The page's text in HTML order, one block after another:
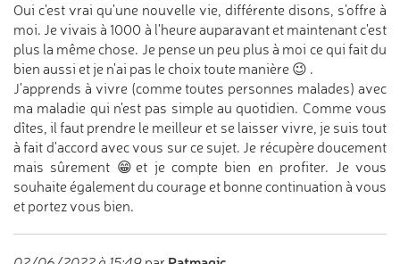
Oui c'est vrai qu'une nouvelle vie, différente disons, s'offre à
moi. Je vivais à 1000 à l'heure auparavant et maintenant c'est
plus la même chose. Je pense un peu plus à moi ce qui fait du
bien aussi et je n'ai pas le choix toute manière 😉 .
J'apprends à vivre (comme toutes personnes malades) avec
ma maladie qui n'est pas simple au quotidien. Comme vous
dîtes, il faut prendre le meilleur et se laisser vivre, je suis tout
à fait d'accord avec vous sur ce sujet. Je récupère doucement
mais sûrement 😁et je compte bien en profiter. Je vous
souhaite également du courage et bonne continuation à vous
et portez vous bien.